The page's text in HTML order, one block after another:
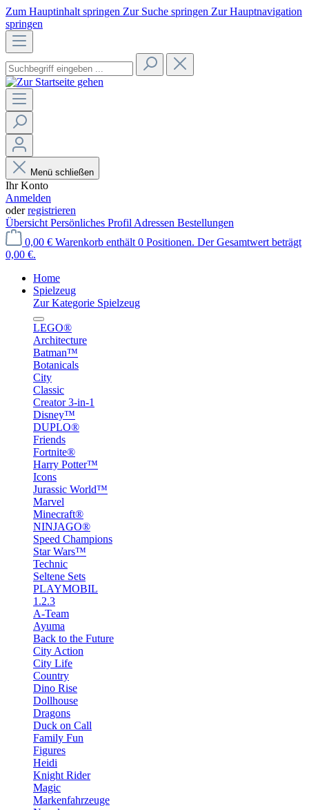
Zum Hauptinhalt springen Zur Suche springen Zur Hauptnavigation
springen
Menü schließen
Ihr Konto
Anmelden
oderregistrieren
Übersicht Persönliches Profil Adressen Bestellungen
0,00 € Warenkorb enthält 0 Positionen. Der Gesamtwert beträgt
0,00 €.
Home
Spielzeug
Zur Kategorie Spielzeug
LEGO®
Architecture
Batman™
Botanicals
City
Classic
Creator 3-in-1
Disney™
DUPLO®
Friends
Fortnite®
Harry Potter™
Icons
Jurassic World™
Marvel
Minecraft®
NINJAGO®
Speed Champions
Star Wars™
Technic
Seltene Sets
PLAYMOBIL
1.2.3
A-Team
Ayuma
Back to the Future
City Action
City Life
Country
Dino Rise
Dollhouse
Dragons
Duck on Call
Family Fun
Figures
Heidi
Knight Rider
Magic
Markenfahrzeuge